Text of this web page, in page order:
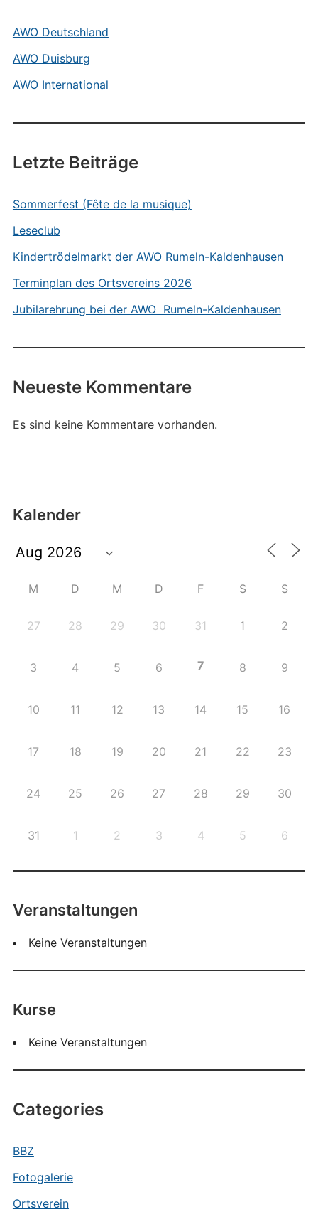
AWO Deutschland
AWO Duisburg
AWO International
Letzte Beiträge
Sommerfest (Fête de la musique)
Leseclub
Kindertrödelmarkt der AWO Rumeln-Kaldenhausen
Terminplan des Ortsvereins 2026
Jubilarehrung bei der AWO Rumeln-Kaldenhausen
Neueste Kommentare
Es sind keine Kommentare vorhanden.
Kalender
M D M D F S S
27 28 29 30 31 1 2
3 4 5 6 7 8 9
10 11 12 13 14 15 16
17 18 19 20 21 22 23
24 25 26 27 28 29 30
31 1 2 3 4 5 6
Veranstaltungen
Keine Veranstaltungen
Kurse
Keine Veranstaltungen
Categories
BBZ
Fotogalerie
Ortsverein